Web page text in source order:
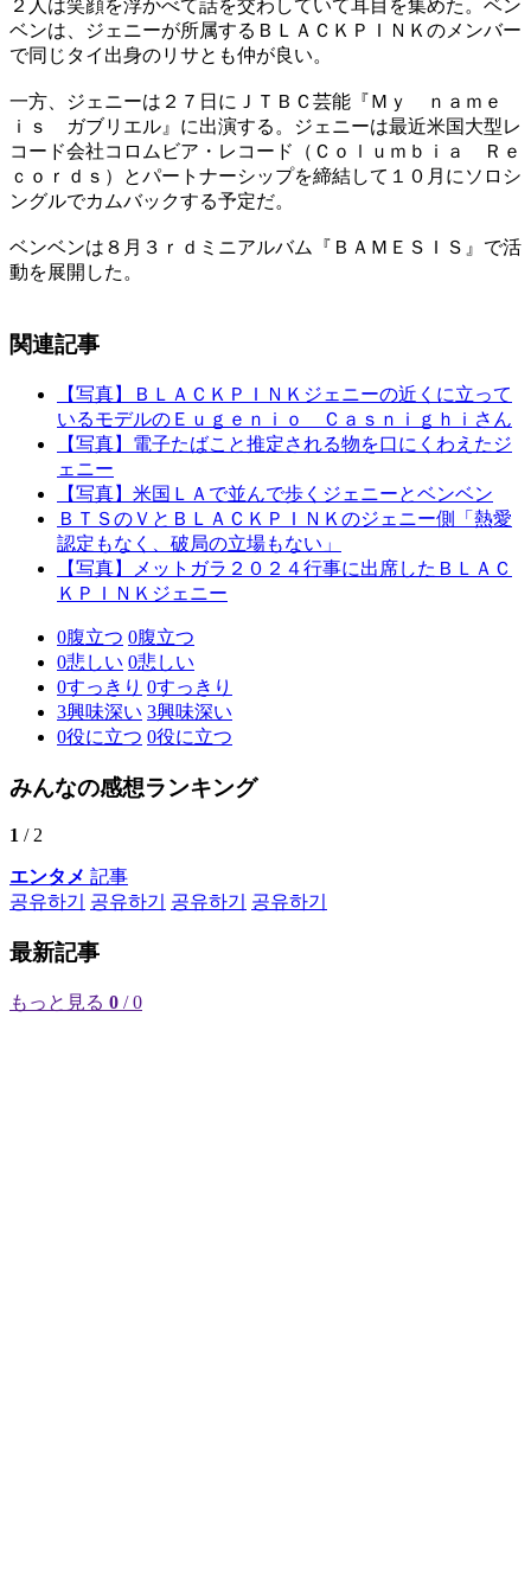
２人は笑顔を浮かべて話を交わしていて耳目を集めた。ベン
ベンは、ジェニーが所属するＢＬＡＣＫＰＩＮＫのメンバー
で同じタイ出身のリサとも仲が良い。
一方、ジェニーは２７日にＪＴＢＣ芸能『Ｍｙ ｎａｍｅ
ｉｓ ガブリエル』に出演する。ジェニーは最近米国大型レ
コード会社コロムビア・レコード（Ｃｏｌｕｍｂｉａ Ｒｅ
ｃｏｒｄｓ）とパートナーシップを締結して１０月にソロシ
ングルでカムバックする予定だ。
ベンベンは８月３ｒｄミニアルバム『ＢＡＭＥＳＩＳ』で活
動を展開した。
関連記事
【写真】ＢＬＡＣＫＰＩＮＫジェニーの近くに立って
いるモデルのＥｕｇｅｎｉｏ Ｃａｓｎｉｇｈｉさん
【写真】電子たばこと推定される物を口にくわえたジ
ェニー
【写真】米国ＬＡで並んで歩くジェニーとベンベン
ＢＴＳのＶとＢＬＡＣＫＰＩＮＫのジェニー側「熱愛
認定もなく、破局の立場もない」
【写真】メットガラ２０２４行事に出席したＢＬＡＣ
ＫＰＩＮＫジェニー
0腹立つ 0腹立つ
0悲しい 0悲しい
0すっきり 0すっきり
3興味深い 3興味深い
0役に立つ 0役に立つ
みんなの感想ランキング
1 / 2
エンタメ 記事
공유하기
공유하기 공유하기 공유하기
最新記事
もっと見る 0 / 0